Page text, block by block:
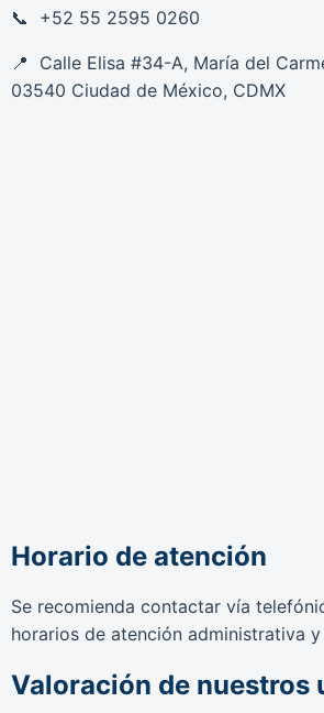
+52 55 2595 0260
Calle Elisa #34-A, María del
03540 Ciudad de México, CDMX
Horario de atención
Se recomienda contactar vía
horarios de atención administrativa
Valoración de nuestros